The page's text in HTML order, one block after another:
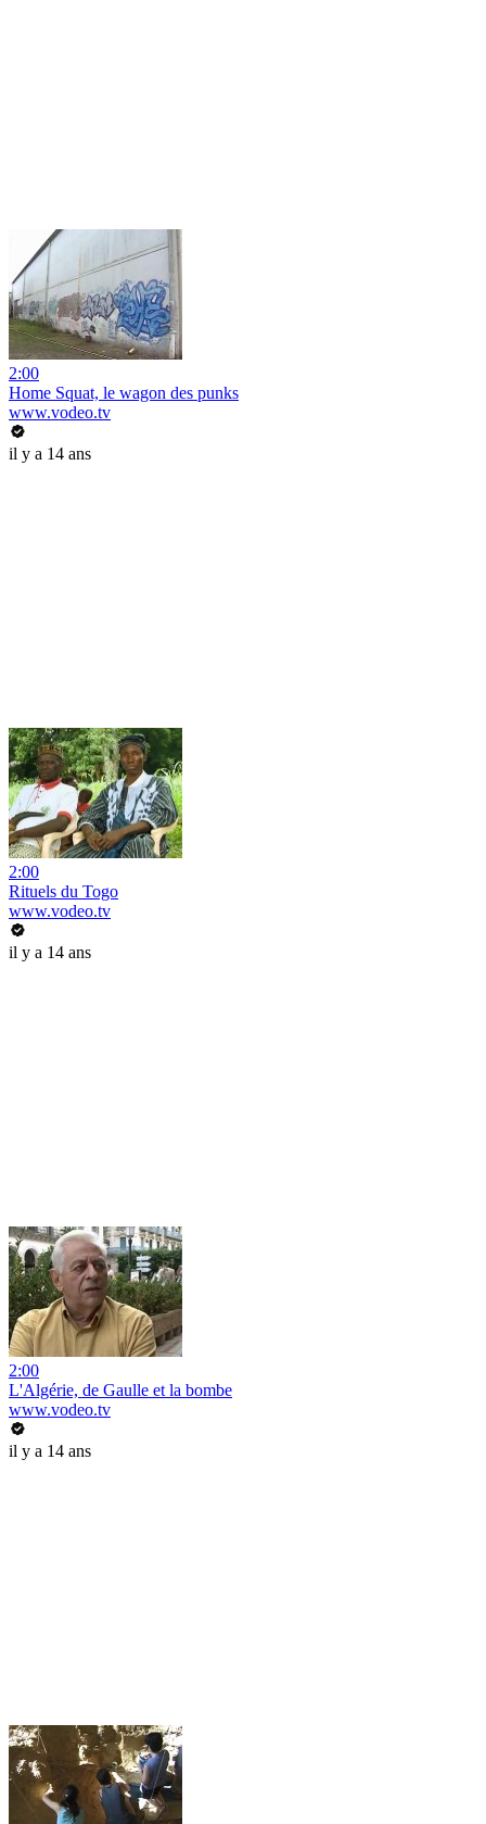
2:00
Home Squat, le wagon des punks
www.vodeo.tv
il y a 14 ans
2:00
Rituels du Togo
www.vodeo.tv
il y a 14 ans
2:00
L'Algérie, de Gaulle et la bombe
www.vodeo.tv
il y a 14 ans